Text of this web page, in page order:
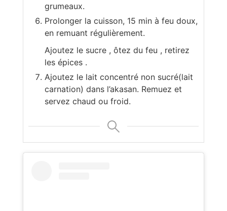
grumeaux.
Prolonger la cuisson, 15 min à feu doux,
en remuant régulièrement.
Ajoutez le sucre , ôtez du feu , retirez
les épices .
Ajoutez le lait concentré non sucré(lait
carnation) dans l’akasan. Remuez et
servez chaud ou froid.